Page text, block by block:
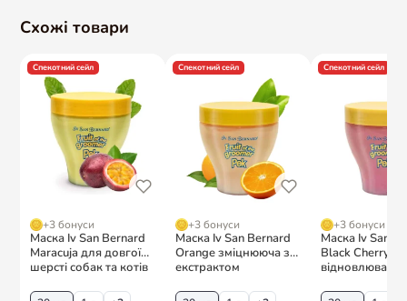
Схожі товари